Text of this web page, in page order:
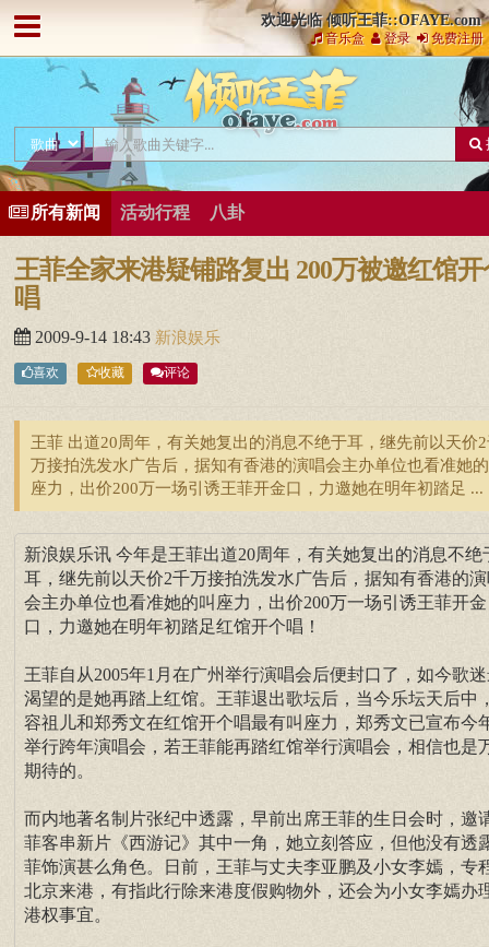
欢迎光临 倾听王菲::OFAYE.com
音乐盒 登录 免费注册
所有新闻 活动行程 八卦
王菲全家来港疑铺路复出 200万被邀红馆开
唱
2009-9-14 18:43 新浪娱乐
喜欢 收藏 评论
王菲 出道20周年，有关她复出的消息不绝于耳，继先前以天价
万接拍洗发水广告后，据知有香港的演唱会主办单位也看准她
座力，出价200万一场引诱王菲开金口，力邀她在明年初踏足 ...
新浪娱乐讯 今年是王菲出道20周年，有关她复出的消息不绝
耳，继先前以天价2千万接拍洗发水广告后，据知有香港的
会主办单位也看准她的叫座力，出价200万一场引诱王菲开金
口，力邀她在明年初踏足红馆开个唱！
王菲自从2005年1月在广州举行演唱会后便封口了，如今歌
渴望的是她再踏上红馆。王菲退出歌坛后，当今乐坛天后中
容祖儿和郑秀文在红馆开个唱最有叫座力，郑秀文已宣布今
举行跨年演唱会，若王菲能再踏红馆举行演唱会，相信也是
期待的。
而内地著名制片张纪中透露，早前出席王菲的生日会时，邀
菲客串新片《西游记》其中一角，她立刻答应，但他没有透
菲饰演甚么角色。日前，王菲与丈夫李亚鹏及小女李嫣，专
北京来港，有指此行除来港度假购物外，还会为小女李嫣办
港权事宜。